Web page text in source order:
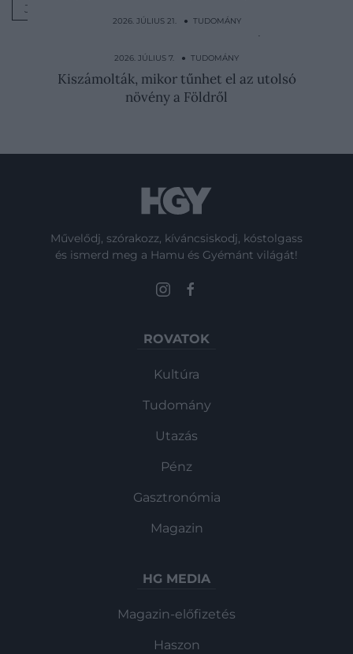
JAPÁN
2026. JÚLIUS 21. ● TUDOMÁNY
Még csak most fedezték fel, de már most
kihalás fenyegeti…
2026. JÚLIUS 7. ● TUDOMÁNY
Kiszámolták, mikor tűnhet el az utolsó
növény a Földről
Művelődj, szórakozz, kíváncsiskodj, kóstolgass
és ismerd meg a Hamu és Gyémánt világát!
ROVATOK
Kultúra
Tudomány
Utazás
Pénz
Gasztronómia
Magazin
HG MEDIA
Magazin-előfizetés
Haszon